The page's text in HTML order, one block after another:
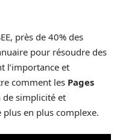
près de 40% des
pour résoudre des
l’importance et
comment les Pages
de simplicité et
plus en plus complexe.